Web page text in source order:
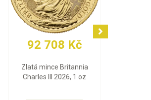
92 300 Kč
Zlatá mince Maple Leaf
2026, 1 oz